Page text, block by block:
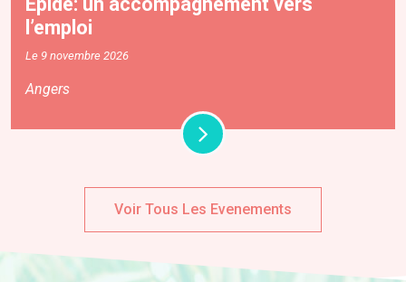
l’emploi
Le 9 novembre 2026
Angers
Voir Tous Les Evenements